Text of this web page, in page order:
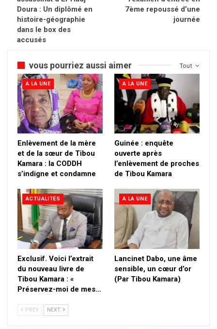
Doura : Un diplômé en
histoire-géographie
dans le box des
accusés
7ème repoussé d’une
journée
Tout
vous pourriez aussi aimer
A LA UNE
Enlèvement de la mère
et de la sœur de Tibou
Kamara : la CODDH
s’indigne et condamne
A LA UNE
Guinée : enquête
ouverte après
l’enlèvement de proches
de Tibou Kamara
ACTUALITÉS
Exclusif. Voici l’extrait
du nouveau livre de
Tibou Kamara : «
Préservez-moi de mes…
A LA UNE
Lancinet Dabo, une âme
sensible, un cœur d’or
(Par Tibou Kamara)
PREV NEXT